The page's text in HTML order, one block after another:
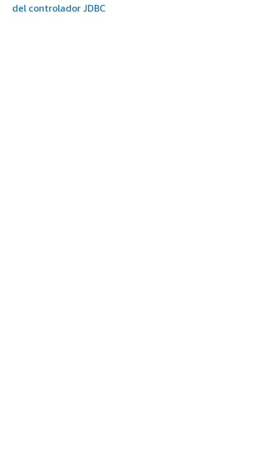
del controlador JDBC